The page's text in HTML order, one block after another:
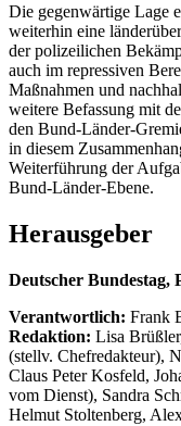
Die gegenwärtige Lage
weiterhin eine
der polizeilichen
auch im repressiven
Maßnahmen und
weitere Befassung mit
den Bund-Länder-
in diesem
Weiterführung der
Bund-Länder-Ebene.
Herausgeber
Deutscher Bundestag,
Verantwortlich: Frank
Redaktion: Lisa
(stellv. Chefredakteur),
Claus Peter Kosfeld,
vom Dienst), Sandra
Helmut Stoltenberg,